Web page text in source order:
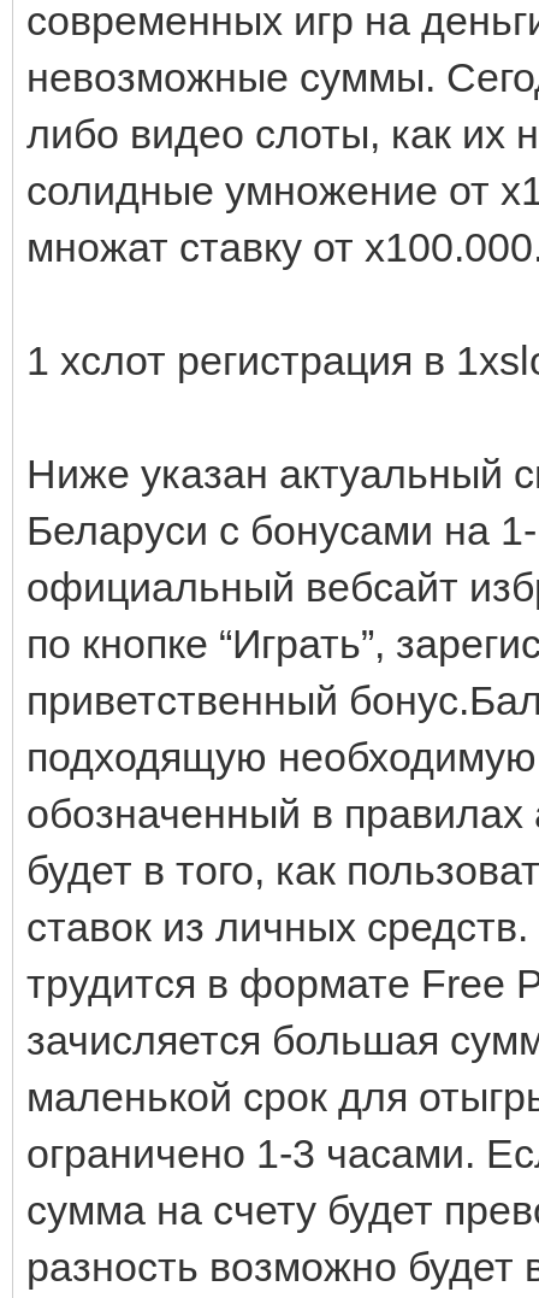
современных игр на
невозможные суммы.
либо видео слоты, как их
солидные умножение от
множат ставку от
1 хслот регистрация в
Ниже указан актуальный
Беларуси с бонусами на
официальный вебсайт
по кнопке “Играть”,
приветственный
подходящую
обозначенный в
будет в того, как
ставок из личных
трудится в формате Free
зачисляется большая
маленькой срок для
ограничено 1-3 часами.
сумма на счету будет
разность возможно